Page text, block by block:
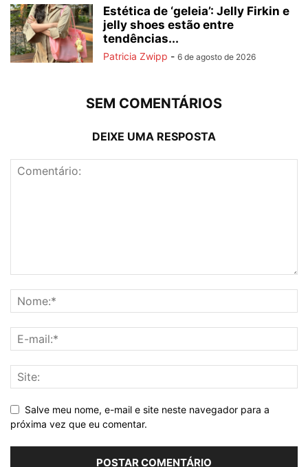
Estética de ‘geleia’: Jelly Firkin e
jelly shoes estão entre
tendências...
Patricia Zwipp - 6 de agosto de 2026
SEM COMENTÁRIOS
DEIXE UMA RESPOSTA
Salve meu nome, e-mail e site neste navegador para a
próxima vez que eu comentar.